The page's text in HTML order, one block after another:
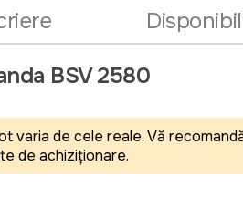
BSV 2580
varia de cele reale. Vă
de achiziționare.